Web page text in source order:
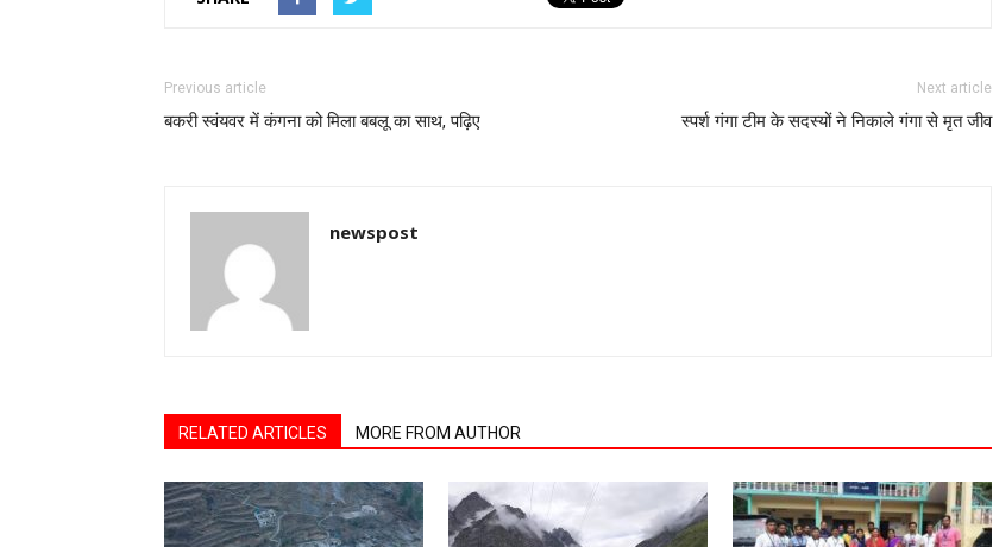
Previous article
बकरी स्वंयवर में कंगना को मिला बबलू का साथ, पढ़िए
Next article
स्पर्श गंगा टीम के सदस्यों ने निकाले गंगा से मृत जीव
newspost
RELATED ARTICLES MORE FROM AUTHOR